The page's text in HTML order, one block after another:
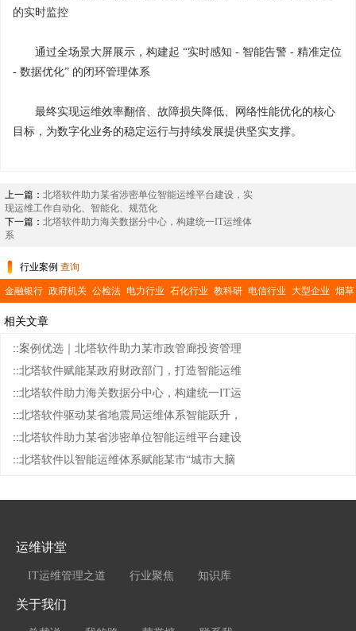
的实时监控
通过全场景大屏展示，构建起 “实时感知 - 智能告警 - 精准定位
- 数据优化” 的闭环管理体系
最终实现运维效率翻倍、故障损失降低、网络性能优化的核心
目标，为数字化业务的稳定运行与持续发展提供坚实支撑。
上一篇： 北塔软件助力某省涉密单位智能运维平台建设，实
现运维工作自动化、智能化、规范化
下一篇： 北塔软件助力海关数据分中心，构建统一IT运维体
系
行业案例 查询
金融银行 政府机关 公检法 电力行业 石化行业 教科研 电信行业 大型企业 烟草
相关文章
::案例优选｜北塔软件助力某市政管廊投资管理
::北塔软件赋能某政府财政部门，打造智能运维
::北塔软件助力海关数据分中心，构建统一IT运
::北塔软件驱动某省地震局运维体系智能跃升，
::北塔软件助力某省涉密单位智能运维平台建设
::北塔软件以智能运维体系赋能某市“城市大脑
运维讲堂
IT运维管理之道 行业聚焦 知识库
关于我们